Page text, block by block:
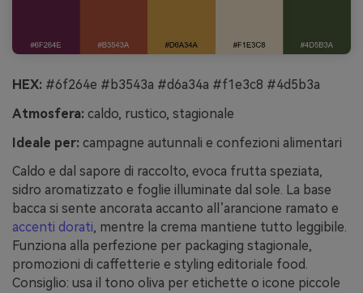
HEX: #6f264e #b3543a #d6a34a #f1e3c8 #4d5b3a
Atmosfera: caldo, rustico, stagionale
Ideale per: campagne autunnali e confezioni alimentari
Caldo e dal sapore di raccolto, evoca frutta speziata,
sidro aromatizzato e foglie illuminate dal sole. La base
bacca si sente ancorata accanto all’arancione ramato e
accenti dorati, mentre la crema mantiene tutto leggibile.
Funziona alla perfezione per packaging stagionale,
promozioni di caffetterie e styling editoriale food.
Consiglio: usa il tono oliva per etichette o icone piccole